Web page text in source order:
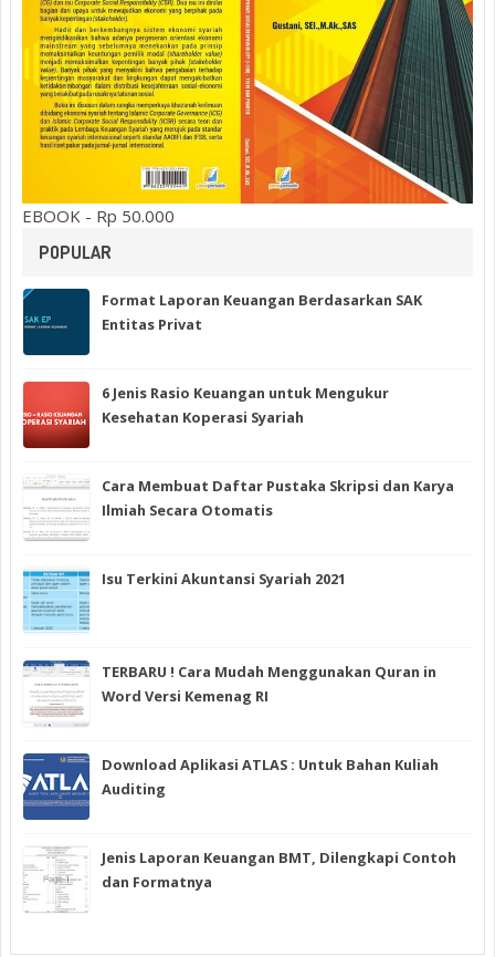
EBOOK - Rp 50.000
POPULAR
Format Laporan Keuangan Berdasarkan SAK
Entitas Privat
6 Jenis Rasio Keuangan untuk Mengukur
Kesehatan Koperasi Syariah
Cara Membuat Daftar Pustaka Skripsi dan Karya
Ilmiah Secara Otomatis
Isu Terkini Akuntansi Syariah 2021
TERBARU ! Cara Mudah Menggunakan Quran in
Word Versi Kemenag RI
Download Aplikasi ATLAS : Untuk Bahan Kuliah
Auditing
Jenis Laporan Keuangan BMT, Dilengkapi Contoh
dan Formatnya